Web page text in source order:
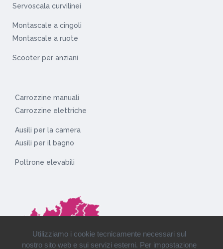
Servoscala curvilinei
Montascale a cingoli
Montascale a ruote
Scooter per anziani
Carrozzine manuali
Carrozzine elettriche
Ausili per la camera
Ausili per il bagno
Poltrone elevabili
Utilizziamo i cookie tecnicamente necessari sul
nostro sito web e sui servizi esterni. Per impostazione